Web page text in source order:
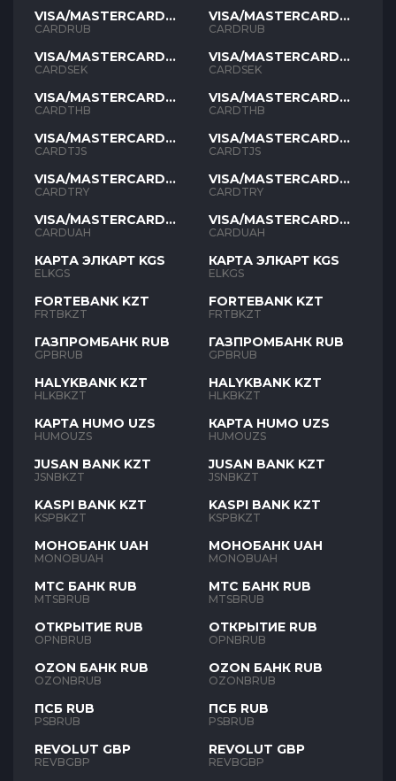
VISA/MASTERCARD
RUB
CARDRUB
VISA/MASTERCARD
SEK
CARDSEK
VISA/MASTERCARD
THB
CARDTHB
VISA/MASTERCARD
TJS
CARDTJS
VISA/MASTERCARD
TYR
CARDTRY
VISA/MASTERCARD
UAH
CARDUAH
КАРТА ЭЛКАРТ KGS
ELKGS
FORTEBANK KZT
FRTBKZT
ГАЗПРОМБАНК RUB
GPBRUB
HALYKBANK KZT
HLKBKZT
КАРТА HUMO UZS
HUMOUZS
JUSAN BANK KZT
JSNBKZT
KASPI BANK KZT
KSPBKZT
МОНОБАНК UAH
MONOBUAH
МТС БАНК RUB
MTSBRUB
ОТКРЫТИЕ RUB
OPNBRUB
OZON БАНК RUB
OZONBRUB
ПСБ RUB
PSBRUB
REVOLUT GBP
REVBGBP
VISA/MASTERCARD
RUB
CARDRUB
VISA/MASTERCARD
SEK
CARDSEK
VISA/MASTERCARD
THB
CARDTHB
VISA/MASTERCARD
TJS
CARDTJS
VISA/MASTERCARD
TYR
CARDTRY
VISA/MASTERCARD
UAH
CARDUAH
КАРТА ЭЛКАРТ KGS
ELKGS
FORTEBANK KZT
FRTBKZT
ГАЗПРОМБАНК RUB
GPBRUB
HALYKBANK KZT
HLKBKZT
КАРТА HUMO UZS
HUMOUZS
JUSAN BANK KZT
JSNBKZT
KASPI BANK KZT
KSPBKZT
МОНОБАНК UAH
MONOBUAH
МТС БАНК RUB
MTSBRUB
ОТКРЫТИЕ RUB
OPNBRUB
OZON БАНК RUB
OZONBRUB
ПСБ RUB
PSBRUB
REVOLUT GBP
REVBGBP